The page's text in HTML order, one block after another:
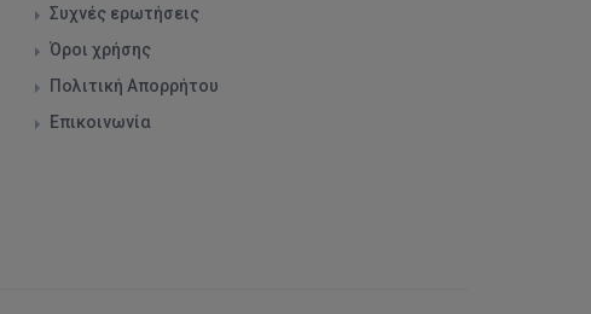
Συχνές ερωτήσεις
Όροι χρήσης
Πολιτική Απορρήτου
Επικοινωνία